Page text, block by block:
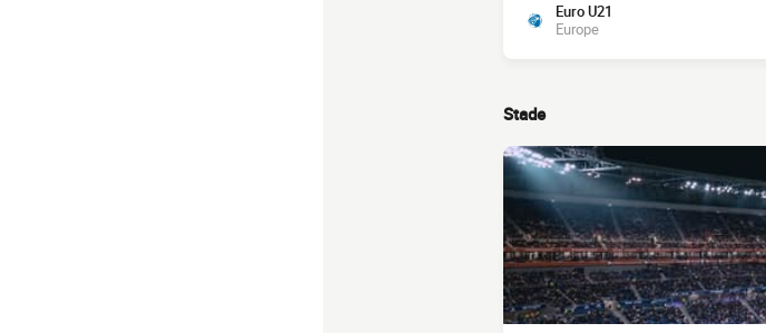
Euro U21
Europe
Stade